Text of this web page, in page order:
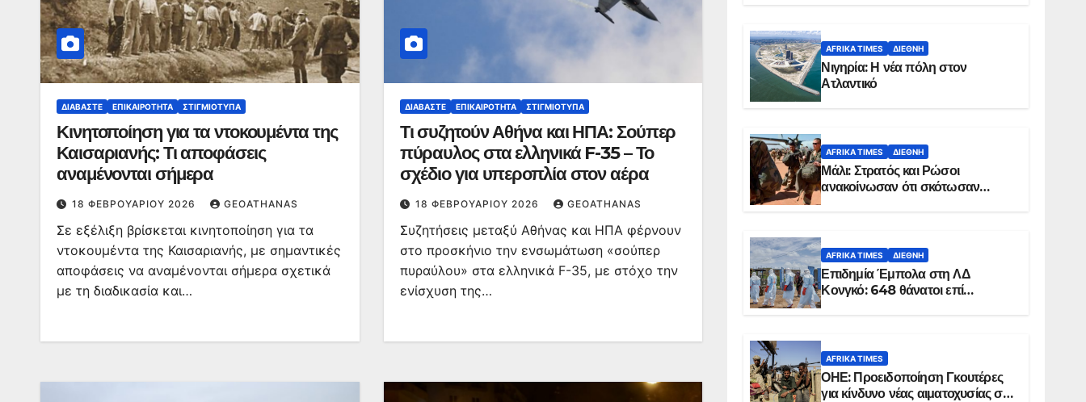
ΔΙΑΒΆΣΤΕ ΕΠΙΚΑΙΡΌΤΗΤΑ ΣΤΙΓΜΙΌΤΥΠΑ
Κινητοποίηση για τα ντοκουμέντα της
Καισαριανής: Τι αποφάσεις
αναμένονται σήμερα
18 ΦΕΒΡΟΥΑΡΊΟΥ 2026 GEOATHANAS
Σε εξέλιξη βρίσκεται κινητοποίηση για τα
ντοκουμέντα της Καισαριανής, με σημαντικές
αποφάσεις να αναμένονται σήμερα σχετικά
με τη διαδικασία και…
ΔΙΑΒΆΣΤΕ ΕΠΙΚΑΙΡΌΤΗΤΑ ΣΤΙΓΜΙΌΤΥΠΑ
Τι συζητούν Αθήνα και ΗΠΑ: Σούπερ
πύραυλος στα ελληνικά F-35 – Το
σχέδιο για υπεροπλία στον αέρα
18 ΦΕΒΡΟΥΑΡΊΟΥ 2026 GEOATHANAS
Συζητήσεις μεταξύ Αθήνας και ΗΠΑ φέρνουν
στο προσκήνιο την ενσωμάτωση «σούπερ
πυραύλου» στα ελληνικά F-35, με στόχο την
ενίσχυση της…
AFRIKA TIMES ΔΙΕΘΝΉ
Νιγηρία: Η νέα πόλη στον
Ατλαντικό
AFRIKA TIMES ΔΙΕΘΝΉ
Μάλι: Στρατός και Ρώσοι
ανακοίνωσαν ότι σκότωσαν
AFRIKA TIMES ΔΙΕΘΝΉ
Επιδημία Έμπολα στη ΛΔ
Κονγκό: 648 θάνατοι επί
AFRIKA TIMES
ΟΗΕ: Προειδοποίηση Γκουτέρες
για κίνδυνο νέας αιματοχυσίας στο